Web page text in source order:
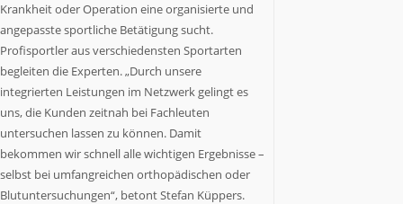
Krankheit oder Operation eine organisierte und
angepasste sportliche Betätigung sucht.
Profisportler aus verschiedensten Sportarten
begleiten die Experten. „Durch unsere
integrierten Leistungen im Netzwerk gelingt es
uns, die Kunden zeitnah bei Fachleuten
untersuchen lassen zu können. Damit
bekommen wir schnell alle wichtigen Ergebnisse –
selbst bei umfangreichen orthopädischen oder
Blutuntersuchungen“, betont Stefan Küppers.